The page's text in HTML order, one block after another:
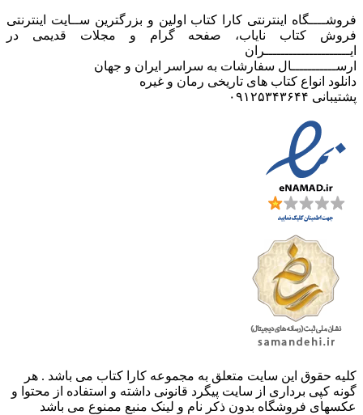
فروشــــگاه اینترنتی کارا کتاب اولین و بزرگترین ســایت اینترنتی
فروش کتاب نایاب، صفحه گرام و مجلات قدیمی در
ایـــــــــــــــــــــران
ارســـــــــــال سفارشات به سراسر ایران و جهان
دانلود انواع کتاب های تاریخی رمان و غیره
پشتیبانی ۰۹۱۲۵۳۴۳۶۴۴
کليه حقوق اين سايت متعلق به مجموعه کارا کتاب می باشد . هر
گونه کپی برداری از سایت پیگرد قانونی داشته و استفاده از محتوا و
عکسهای فروشگاه بدون ذکر نام و لینک منبع ممنوع می باشد